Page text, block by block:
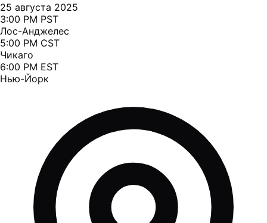
25 августа 2025
3:00 PM PST
Лос-Анджелес
5:00 PM CST
Чикаго
6:00 PM EST
Нью-Йорк